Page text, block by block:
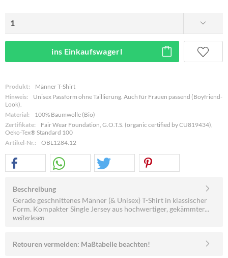
ins Einkaufswagerl
Produkt:
Männer T-Shirt
Hinweis:
Unisex Passform ohne Taillierung. Auch für Frauen passend (Boyfriend-
Look).
Material:
100% Baumwolle (Bio)
Zertifikate:
Fair Wear Foundation, G.O.T.S. (organic certified by CU819434),
Oeko-Tex® Standard 100
Artikel-Nr.:
OBL1284.12
Beschreibung
Gerade geschnittenes Männer (& Unisex) T-Shirt in klassischer
Form. Kompakter Single Jersey aus hochwertiger, gekämmter...
weiterlesen
Retouren vermeiden: Maßtabelle beachten!